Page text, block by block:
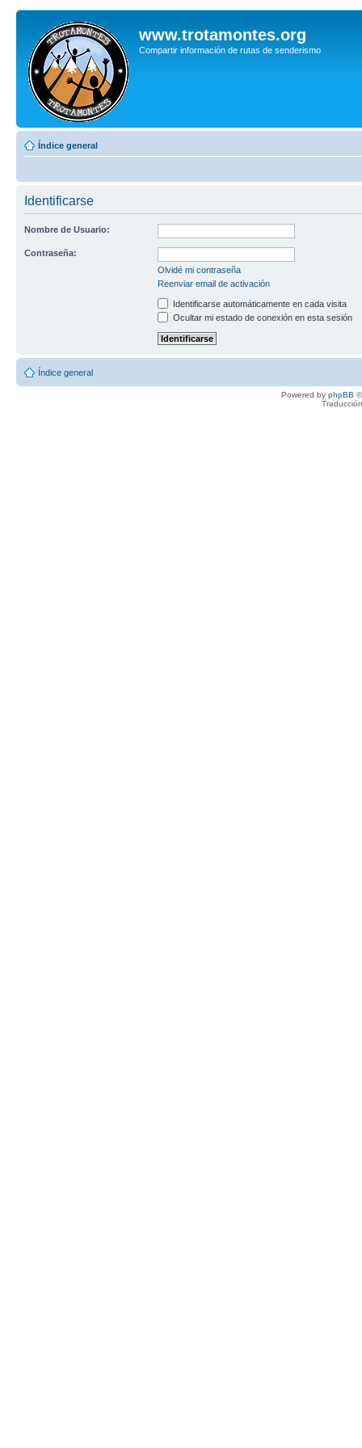
www.trotamontes.org
Compartir información de rutas de senderismo
Índice general
Identificarse
Nombre de Usuario:
Contraseña:
Olvidé mi contraseña
Reenviar email de activación
Identificarse automáticamente en cada visita
Ocultar mi estado de conexión en esta sesión
Índice general
Powered by phpBB